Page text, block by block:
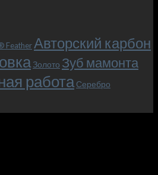
FeatherАвторский карбон
Золото Зуб мамонта
работа Серебро